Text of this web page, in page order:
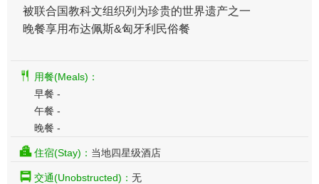
被联合国教科文组织列为珍贵的世界遗产之一
​晚餐享用布达佩斯&匈牙利民俗餐
用餐(Meals)：
早餐 -
午餐 -
晚餐 -
住宿(Stay)： 当地四星级酒店
交通(Unobstructed)： 无